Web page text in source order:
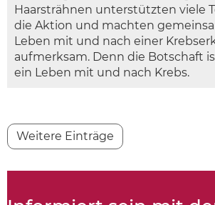
Haarsträhnen unterstützten viele
die Aktion und machten
Leben mit und nach einer
aufmerksam. Denn die Botschaft
ein Leben mit und nach Krebs.
Weitere Einträge